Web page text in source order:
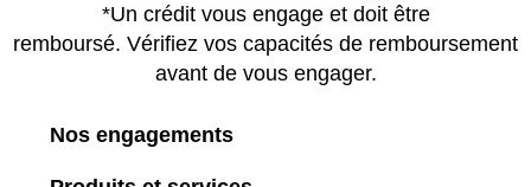
*Un crédit vous engage et doit être
remboursé. Vérifiez vos capacités de remboursement
avant de vous engager.
Nos engagements